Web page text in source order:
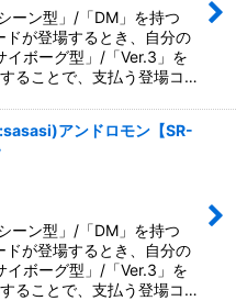
ーン型」/「DM」を持つ
が登場するとき、自分の
イボーグ型」/「Ver.3」を
ることで、支払う登場コ…
アンドロモン【SR-
ーン型」/「DM」を持つ
が登場するとき、自分の
イボーグ型」/「Ver.3」を
ることで、支払う登場コ…